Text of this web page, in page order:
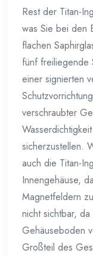
Rest der Titan-
was Sie bei den
flachen
fünf freiliegende
einer signierten
verschraubter
sicherzustellen.
auch die Titan-
Innengehäuse,
Magnetfeldern
nicht sichtbar,
Gehäuseboden
Großteil des